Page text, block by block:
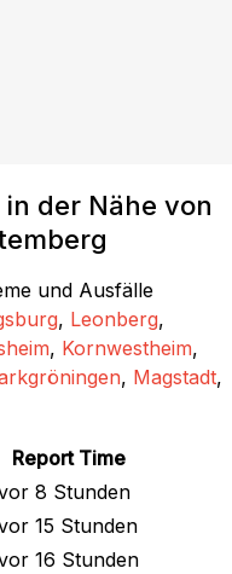
der Nähe von
und Ausfälle
, Leonberg,
, Kornwestheim,
, Magstadt,
Report Time
8 Stunden
15 Stunden
16 Stunden